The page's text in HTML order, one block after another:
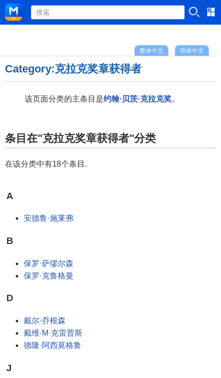
简体中文
繁体中文
Category:克拉克奖章获得者
该页面分类的主条目是约翰·贝茨·克拉克奖。
条目在"克拉克奖章获得者"分类
在该分类中有18个条目.
A
安德鲁·施莱弗
B
保罗·萨缪尔森
保罗·克鲁格曼
D
戴尔·乔根森
戴维·M·克雷普斯
德隆·阿西莫格鲁
J